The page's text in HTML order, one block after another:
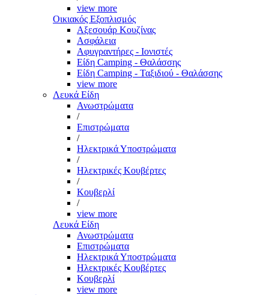
view more
Οικιακός Εξοπλισμός
Αξεσουάρ Κουζίνας
Ασφάλεια
Αφυγραντήρες - Ιονιστές
Είδη Camping - Θαλάσσης
Είδη Camping - Ταξιδιού - Θαλάσσης
view more
Λευκά Είδη
Ανωστρώματα
/
Επιστρώματα
/
Ηλεκτρικά Υποστρώματα
/
Ηλεκτρικές Κουβέρτες
/
Κουβερλί
/
view more
Λευκά Είδη
Ανωστρώματα
Επιστρώματα
Ηλεκτρικά Υποστρώματα
Ηλεκτρικές Κουβέρτες
Κουβερλί
view more